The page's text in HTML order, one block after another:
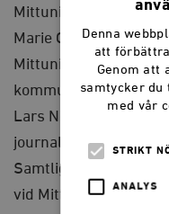
Mittuniversitetet.
Marie Grusell är
Mittuniversitetet och i
Lars Nord är
journalistik vid
Samtliga är knutna till
vid Mittuniversitetet.
Denna
att
Genom att
samtycker
med vår
STRIKT
ANALYS